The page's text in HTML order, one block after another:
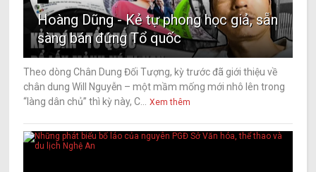
Hoàng Dũng - Kẻ tự phong học giả, sẵn
sàng bán đứng Tổ quốc
Theo dòng Chân Dung Đối Tượng, kỳ trước đã giới thiệu về
chân dung Will Nguyễn – một mầm mống mới nhô lên trong
“làng dân chủ” thì kỳ này, C...
Xem thêm